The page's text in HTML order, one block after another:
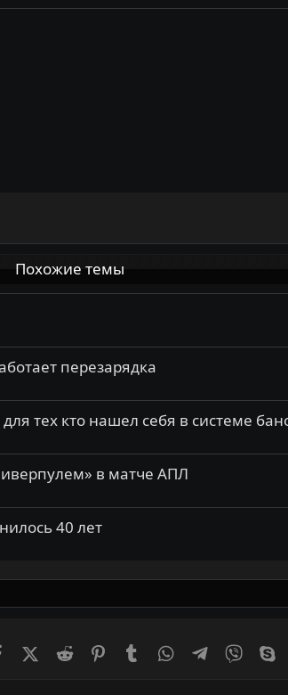
Похожие темы
перезарядка
тех кто нашел себя в системе
в матче АПЛ
40 лет
FacebookX (Twitter)
Reddit PinterestTumblr WhatsAppTelegram
Viber